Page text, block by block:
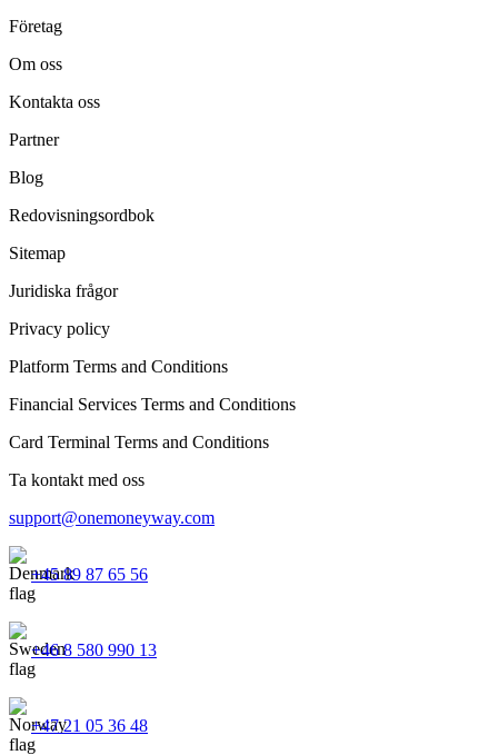
Företag
Om oss
Kontakta oss
Partner
Blog
Redovisningsordbok
Sitemap
Juridiska frågor
Privacy policy
Platform Terms and Conditions
Financial Services Terms and Conditions
Card Terminal Terms and Conditions
Ta kontakt med oss
support@onemoneyway.com
+45 89 87 65 56
+46 8 580 990 13
+47 21 05 36 48